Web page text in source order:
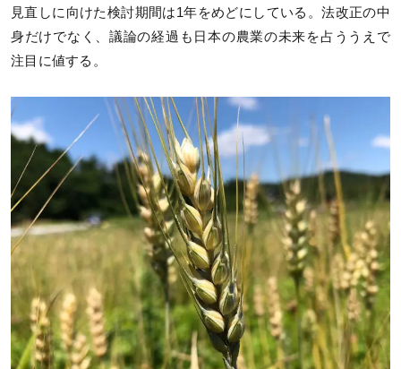
見直しに向けた検討期間は1年をめどにしている。法改正の中
身だけでなく、議論の経過も日本の農業の未来を占ううえで
注目に値する。